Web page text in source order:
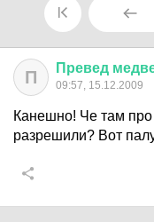
П Превед
09:57, 15.12.2009
Канешно! Че там
разрешили? Вот